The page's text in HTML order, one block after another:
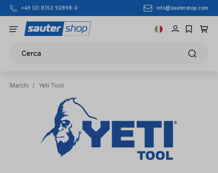
Passa al contenuto principale
+49 (0) 8152 92898-0 info@sautershop.com
Cerca
Marchi / Yeti Tool